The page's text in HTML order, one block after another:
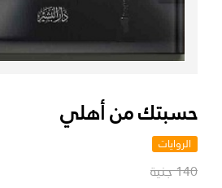
حسبتك من أهلي
الروايات
140 جنية